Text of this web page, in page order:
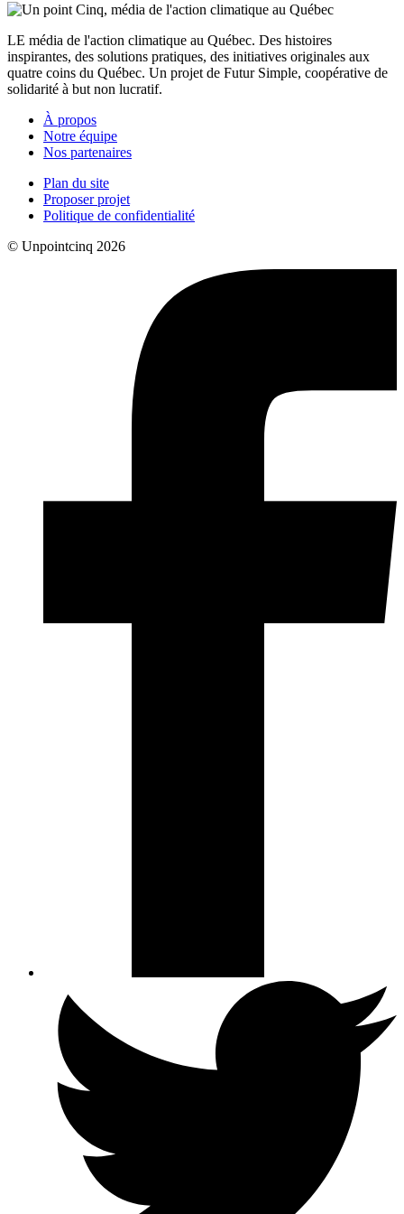
LE média de l'action climatique au Québec. Des histoires
inspirantes, des solutions pratiques, des initiatives originales aux
quatre coins du Québec. Un projet de Futur Simple, coopérative de
solidarité à but non lucratif.
À propos
Notre équipe
Nos partenaires
Plan du site
Proposer projet
Politique de confidentialité
© Unpointcinq 2026